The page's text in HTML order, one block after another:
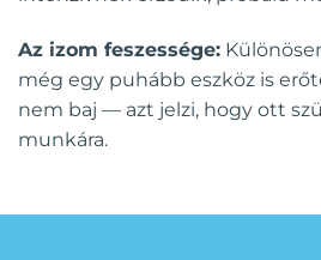
Az izom feszessége:
még egy puhább eszköz is
nem baj — azt jelzi, hogy ott
munkára.